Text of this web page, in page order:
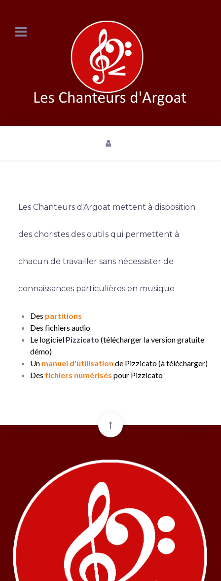
Les Chanteurs d'Argoat mettent à disposition
des choristes des outils qui permettent à
chacun de travailler sans nécessister de
connaissances particulières en musique
Des partitions
Des fichiers audio
Le logiciel Pizzicato (télécharger la version gratuite
démo)
Un manuel d'utilisation de Pizzicato (à télécharger)
Des fichiers numérisés pour Pizzicato